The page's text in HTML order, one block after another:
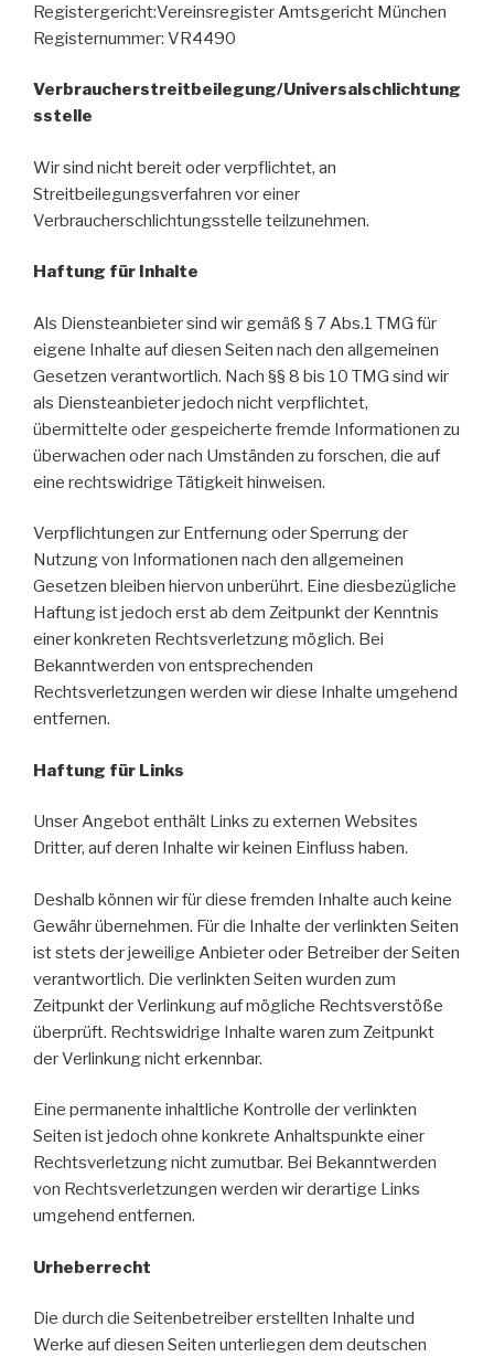
Registergericht:Vereinsregister Amtsgericht München
Registernummer: VR4490
Verbraucherstreitbeilegung/Universalschlichtung
sstelle
Wir sind nicht bereit oder verpflichtet, an
Streitbeilegungsverfahren vor einer
Verbraucherschlichtungsstelle teilzunehmen.
Haftung für Inhalte
Als Diensteanbieter sind wir gemäß § 7 Abs.1 TMG für
eigene Inhalte auf diesen Seiten nach den allgemeinen
Gesetzen verantwortlich. Nach §§ 8 bis 10 TMG sind wir
als Diensteanbieter jedoch nicht verpflichtet,
übermittelte oder gespeicherte fremde Informationen zu
überwachen oder nach Umständen zu forschen, die auf
eine rechtswidrige Tätigkeit hinweisen.
Verpflichtungen zur Entfernung oder Sperrung der
Nutzung von Informationen nach den allgemeinen
Gesetzen bleiben hiervon unberührt. Eine diesbezügliche
Haftung ist jedoch erst ab dem Zeitpunkt der Kenntnis
einer konkreten Rechtsverletzung möglich. Bei
Bekanntwerden von entsprechenden
Rechtsverletzungen werden wir diese Inhalte umgehend
entfernen.
Haftung für Links
Unser Angebot enthält Links zu externen Websites
Dritter, auf deren Inhalte wir keinen Einfluss haben.
Deshalb können wir für diese fremden Inhalte auch keine
Gewähr übernehmen. Für die Inhalte der verlinkten Seiten
ist stets der jeweilige Anbieter oder Betreiber der Seiten
verantwortlich. Die verlinkten Seiten wurden zum
Zeitpunkt der Verlinkung auf mögliche Rechtsverstöße
überprüft. Rechtswidrige Inhalte waren zum Zeitpunkt
der Verlinkung nicht erkennbar.
Eine permanente inhaltliche Kontrolle der verlinkten
Seiten ist jedoch ohne konkrete Anhaltspunkte einer
Rechtsverletzung nicht zumutbar. Bei Bekanntwerden
von Rechtsverletzungen werden wir derartige Links
umgehend entfernen.
Urheberrecht
Die durch die Seitenbetreiber erstellten Inhalte und
Werke auf diesen Seiten unterliegen dem deutschen